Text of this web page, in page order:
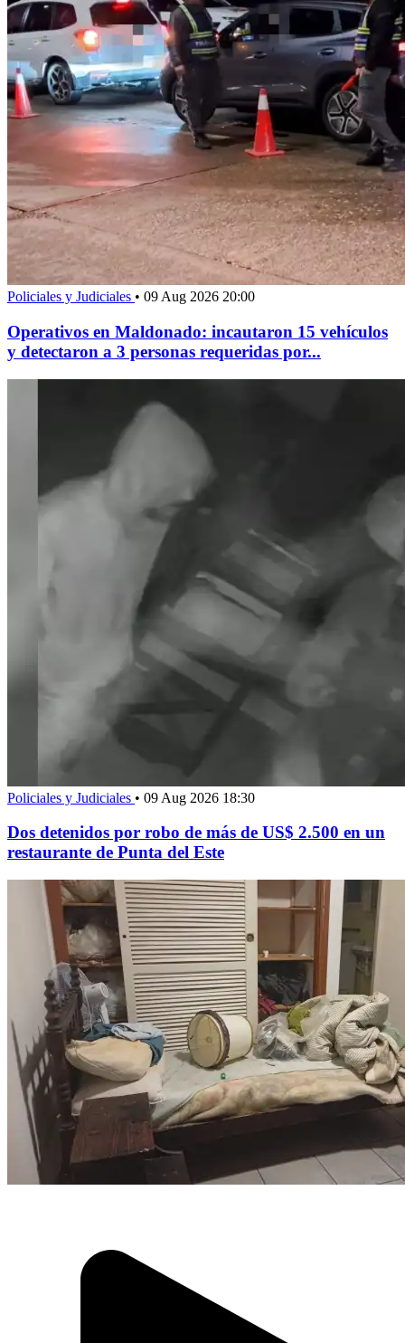
Policiales y Judiciales • 09 Aug 2026 20:00
Operativos en Maldonado: incautaron 15 vehículos
y detectaron a 3 personas requeridas por...
Policiales y Judiciales • 09 Aug 2026 18:30
Dos detenidos por robo de más de US$ 2.500 en un
restaurante de Punta del Este